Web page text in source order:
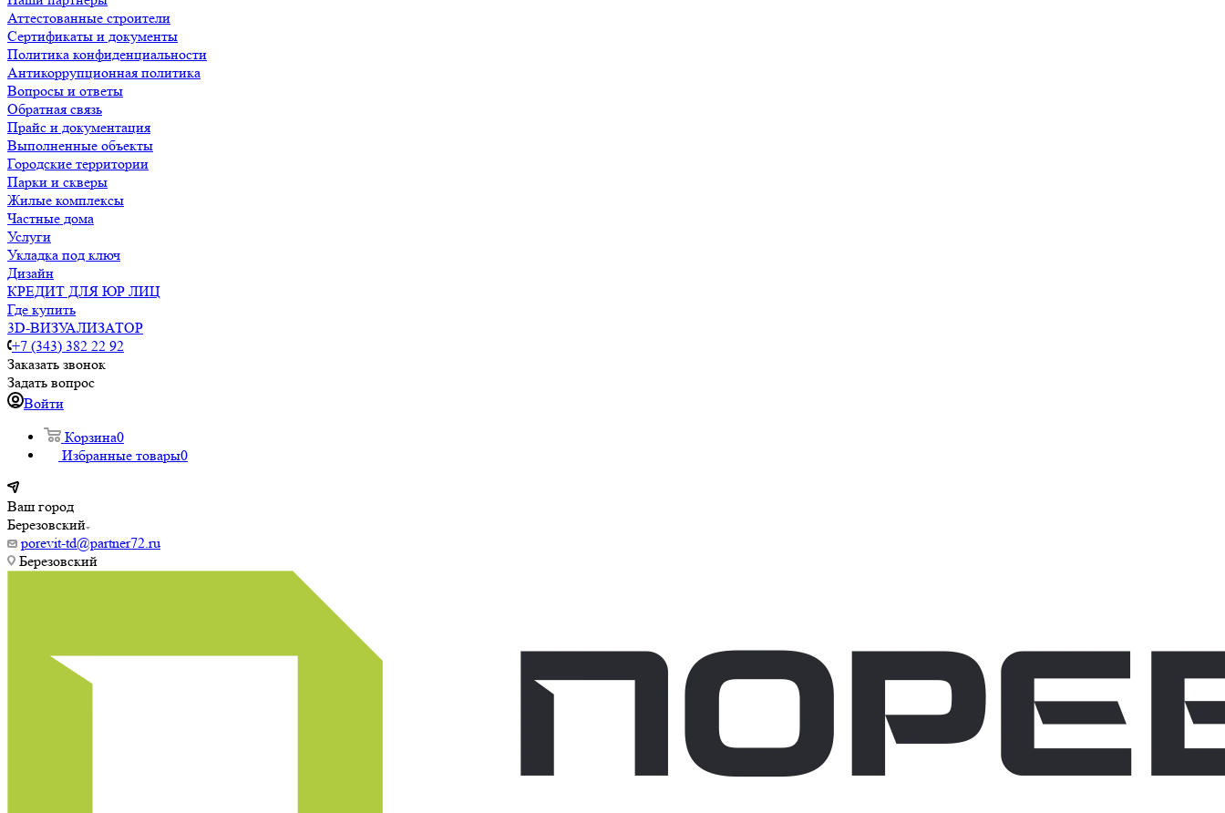
Аттестованные строители
Сертификаты и документы
Политика конфиденциальности
Антикоррупционная политика
Вопросы и ответы
Обратная связь
Прайс и документация
Выполненные объекты
Городские территории
Парки и скверы
Жилые комплексы
Частные дома
Услуги
Укладка под ключ
Дизайн
КРЕДИТ ДЛЯ ЮР ЛИЦ
Где купить
3D-ВИЗУАЛИЗАТОР
+7 (343) 382 22 92
Заказать звонок
Задать вопрос
Войти
Корзина0
Избранные товары0
Ваш город
Березовский
porevit-td@partner72.ru
Березовский